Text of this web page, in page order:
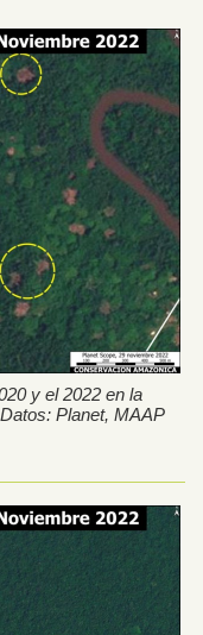
y el 2022 en la
Planet, MAAP